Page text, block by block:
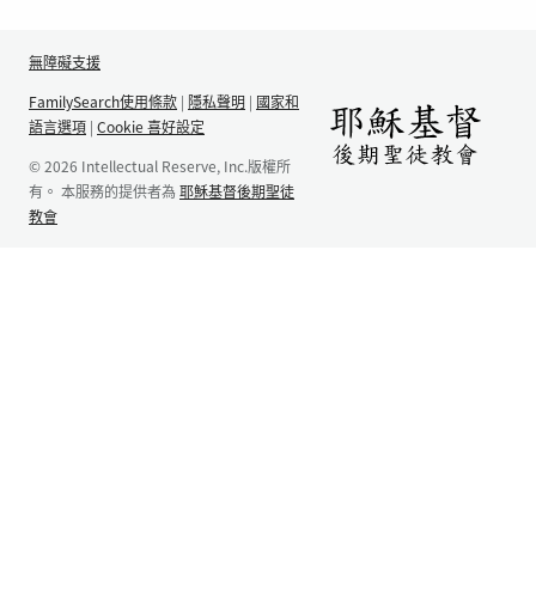
無障礙支援
FamilySearch使用條款 | 隱私聲明 | 國家和
語言選項 | Cookie 喜好設定
© 2026 Intellectual Reserve, Inc.版權所
有。 本服務的提供者為耶穌基督後期聖徒
教會